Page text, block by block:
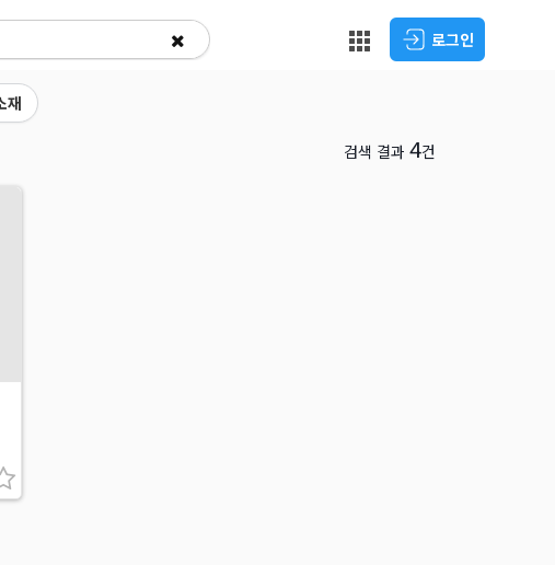
로그인
재
검색 결과 4건